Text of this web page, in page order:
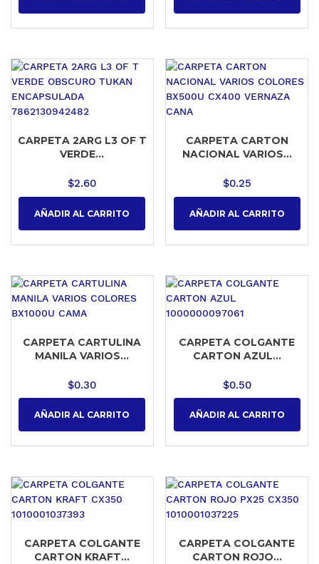
CARPETA 2ARG L3 OF T
VERDE...
$2.60
AÑADIR AL CARRITO
CARPETA CARTON
NACIONAL VARIOS...
$0.25
AÑADIR AL CARRITO
CARPETA CARTULINA
MANILA VARIOS...
$0.30
AÑADIR AL CARRITO
CARPETA COLGANTE
CARTON AZUL...
$0.50
AÑADIR AL CARRITO
CARPETA COLGANTE
CARTON KRAFT...
CARPETA COLGANTE
CARTON ROJO...